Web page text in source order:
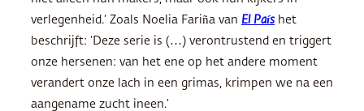
verlegenheid.’ Zoals Noelia Fariña van El País het
beschrijft: ‘Deze serie is (…) verontrustend en triggert
onze hersenen: van het ene op het andere moment
verandert onze lach in een grimas, krimpen we na een
aangename zucht ineen.’